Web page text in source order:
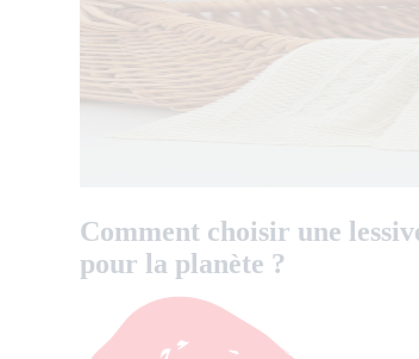
Comment choisir une
pour la planète ?